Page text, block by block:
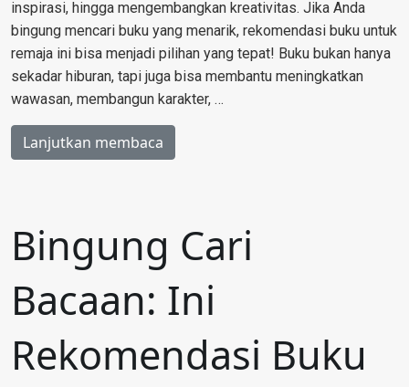
inspirasi, hingga mengembangkan kreativitas. Jika Anda
bingung mencari buku yang menarik, rekomendasi buku untuk
remaja ini bisa menjadi pilihan yang tepat! Buku bukan hanya
sekadar hiburan, tapi juga bisa membantu meningkatkan
wawasan, membangun karakter, …
Lanjutkan membaca
Bingung Cari
Bacaan: Ini
Rekomendasi Buku